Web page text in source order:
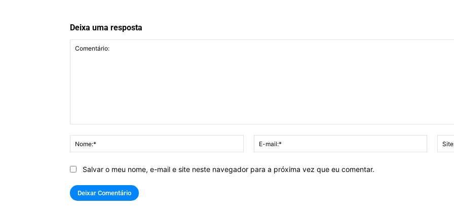
Deixa uma resposta
Nome:*
mail:*
Salvar o meu nome, e-mail e site neste navegador para a próxima vez que eu comentar.